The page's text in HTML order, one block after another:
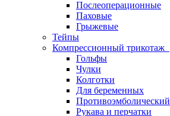
Послеоперационные
Паховые
Грыжевые
Тейпы
Компрессионный трикотаж
Гольфы
Чулки
Колготки
Для беременных
Противоэмболический
Рукава и перчатки